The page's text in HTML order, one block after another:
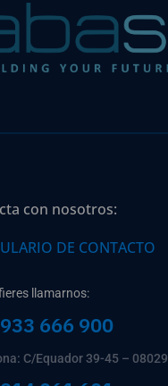
con nosotros:
DE CONTACTO
llamarnos:
933 666 900
C/Equador 39-45 – 08029